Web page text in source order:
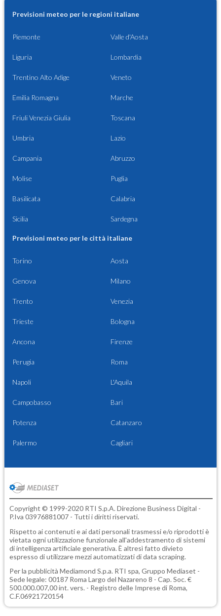
Previsioni meteo per le regioni italiane
Piemonte Valle d'Aosta
Liguria Lombardia
Trentino Alto Adige Veneto
Emilia Romagna Marche
Friuli Venezia Giulia Toscana
Umbria Lazio
Campania Abruzzo
Molise Puglia
Basilicata Calabria
Sicilia Sardegna
Previsioni meteo per le città italiane
Torino Aosta
Genova Milano
Trento Venezia
Trieste Bologna
Ancona Firenze
Perugia Roma
Napoli L'Aquila
Campobasso Bari
Potenza Catanzaro
Palermo Cagliari
Copyright © 1999-2020 RTI S.p.A. Direzione Business Digital -
P.Iva 03976881007 - Tutti i diritti riservati.
Rispetto ai contenuti e ai dati personali trasmessi e/o riprodotti è
vietata ogni utilizzazione funzionale all'addestramento di sistemi
di intelligenza artificiale generativa. È altresì fatto divieto
espresso di utilizzare mezzi automatizzati di data scraping.
Per la pubblicità Mediamond S.p.a. RTI spa, Gruppo Mediaset -
Sede legale: 00187 Roma Largo del Nazareno 8 - Cap. Soc. €
500.000.007,00 int. vers. - Registro delle Imprese di Roma,
C.F.06921720154